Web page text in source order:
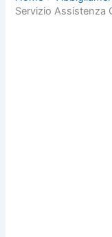
Servizio Assistenza